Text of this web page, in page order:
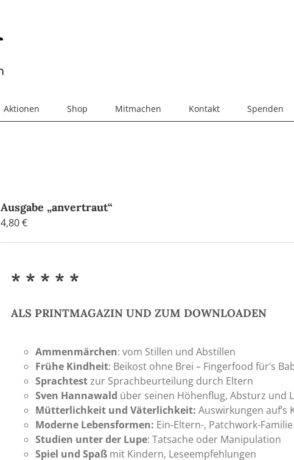
Aktionen Shop Mitmachen Kontakt Spenden
Ausgabe „anvertraut“
4,80€
* * * * *
ALS PRINTMAGAZIN UND ZUM DOWNLOADEN
Ammenmärchen: vom Stillen und Abstillen
Frühe Kindheit: Beikost ohne Brei – Fingerfood für’s
Sprachtestzur Sprachbeurteilung durch Eltern
Sven Hannawald über seinen Höhenflug, Absturz und
Mütterlichkeit und Väterlichkeit: Auswirkungen auf’s
Moderne Lebensformen: Ein-Eltern-, Patchwork-Familie
Studien unter der Lupe: Tatsache oder Manipulation
Spiel und Spaßmit Kindern, Leseempfehlungen